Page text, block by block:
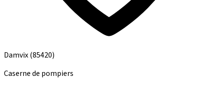
Damvix(85420)
Caserne de pompiers